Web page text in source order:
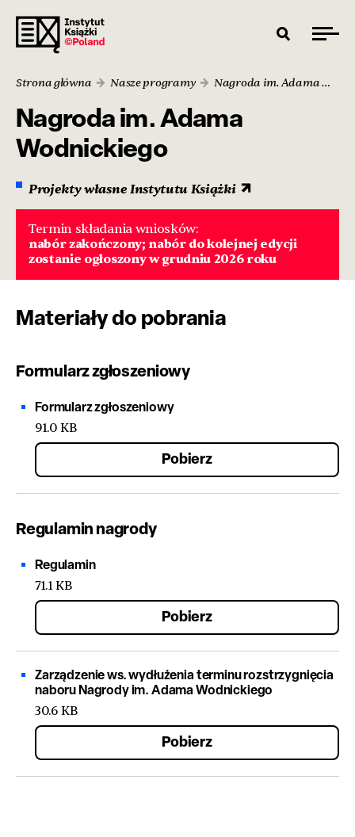
Strona główna Nasze programy Nagroda im. Adama Wodnickiego
Nagroda im. Adama
Wodnickiego
Projekty własne Instytutu Książki
Termin składania wniosków:
nabór zakończony; nabór do kolejnej edycji
zostanie ogłoszony w grudniu 2026 roku
Materiały do pobrania
Formularz zgłoszeniowy
Formularz zgłoszeniowy
91.0 KB
Pobierz
Regulamin nagrody
Regulamin
71.1 KB
Pobierz
Zarządzenie ws. wydłużenia terminu rozstrzygnięcia
naboru Nagrody im. Adama Wodnickiego
30.6 KB
Pobierz